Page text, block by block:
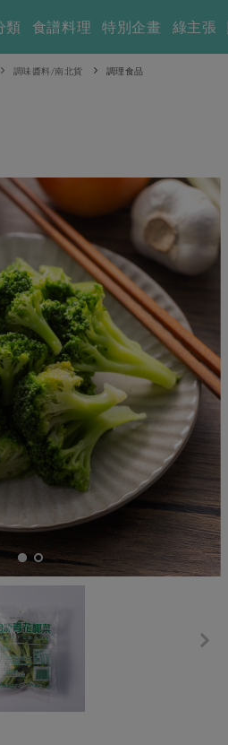
類 食譜料理 特別企畫 綠主張
調味醬料/南北貨 調理食品